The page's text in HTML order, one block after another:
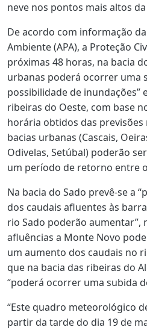
neve nos pontos mais altos da
De acordo com informação
Ambiente (APA), a Proteção
próximas 48 horas, na bacia
urbanas poderá ocorrer uma
possibilidade de inundações”
ribeiras do Oeste, com base
horária obtidos das previsões
bacias urbanas (Cascais,
Odivelas, Setúbal) poderão
um período de retorno entre
Na bacia do Sado prevê-se a
dos caudais afluentes às
rio Sado poderão aumentar”,
afluências a Monte Novo
um aumento dos caudais no
que na bacia das ribeiras do
“poderá ocorrer uma subida
“Este quadro meteorológico
partir da tarde do dia 19 de